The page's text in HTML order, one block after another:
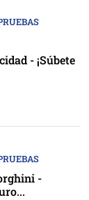
- ¡Súbete
-